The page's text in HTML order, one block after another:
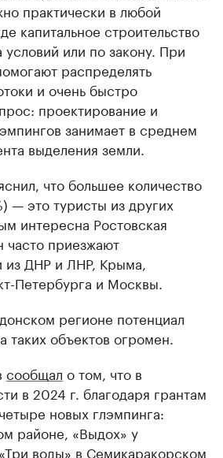
практически в любой
капитальное строительство
или по закону. При
распределять
и очень быстро
проектирование и
занимает в среднем
выделения земли.
что большее количество
— это туристы из других
интересна Ростовская
часто приезжают
из ДНР и ЛНР, Крыма,
Петербурга и Москвы.
регионе потенциал
таких объектов огромен.
сообщал о том, что в
в 2024 г. благодаря грантам
новых глэмпинга:
районе, «Выдох» у
воды» в Семикаракорском